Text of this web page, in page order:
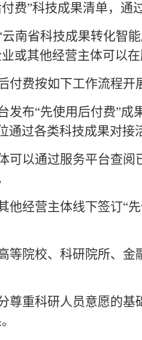
费”科技成果清单，通
云南省科技成果转化智
或其他经营主体可以
费按如下工作流程开
发布“先使用后付费”成
过各类科技成果对接
可以通过服务平台查
他经营主体线下签订“
等院校、科研院所、金
尊重科研人员意愿的